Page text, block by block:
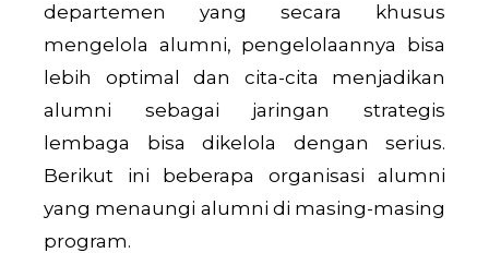
departemen yang secara khusus
mengelola alumni, pengelolaannya bisa
lebih optimal dan cita-cita menjadikan
alumni sebagai jaringan strategis
lembaga bisa dikelola dengan serius.
Berikut ini beberapa organisasi alumni
yang menaungi alumni di masing-masing
program.